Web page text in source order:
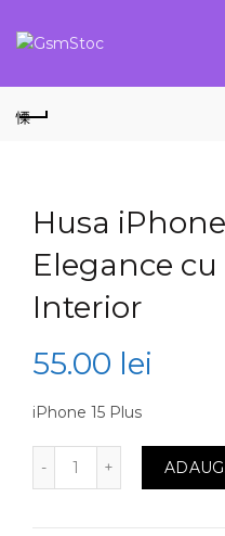
Husa
Elegance
Interior
55.00 lei
iPhone 15 Plus
Cantitate Husa